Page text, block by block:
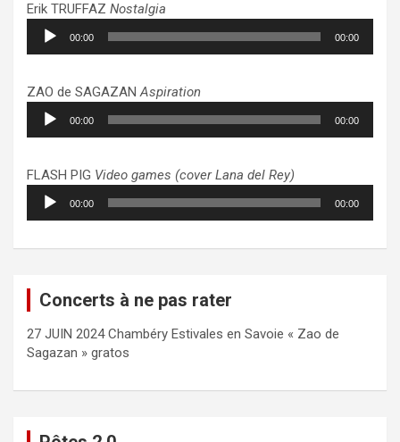
Erik TRUFFAZ Nostalgia
Lecteur
audio
00:00 00:00
ZAO de SAGAZANAspiration
Lecteur
audio
00:00 00:00
FLASH PIG Video games (cover Lana del Rey)
Lecteur
audio
00:00 00:00
Concerts à ne pas rater
27 JUIN 2024 Chambéry Estivales en Savoie « Zao de
Sagazan » gratos